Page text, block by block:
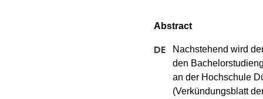
Nachstehend wird
den
an der Hochschule
(Verkündungsblatt